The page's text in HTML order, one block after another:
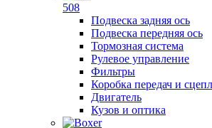
508
Подвеска задняя ось
Подвеска передняя ось
Тормозная система
Рулевое управление
Фильтры
Коробка передач и
Двигатель
Кузов и оптика